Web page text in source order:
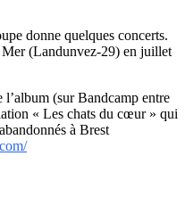
donne quelques concerts.
(Landunvez-29) en juillet
(sur Bandcamp entre
« Les chats du cœur » qui
à Brest